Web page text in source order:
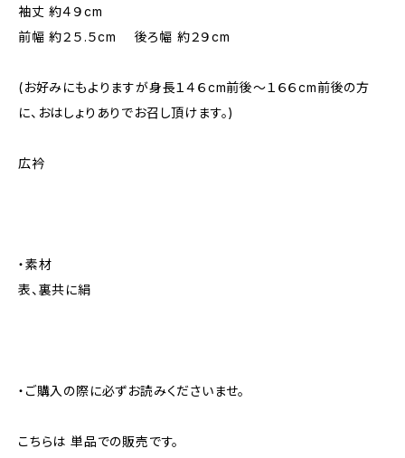
袖丈 約４９cm
前幅 約２５.５cm 後ろ幅 約２９cm
(お好みにもよりますが身長１４６cm前後～１６６cm前後の方
に、おはしょりありでお召し頂けます。)
広衿
・素材
表、裏共に絹
・ご購入の際に必ずお読みくださいませ。
こちらは 単品での販売です。